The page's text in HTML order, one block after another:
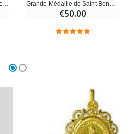
€50.00